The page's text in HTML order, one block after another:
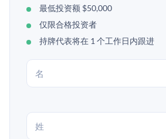
最低投资额 $50,000
仅限合格投资者
持牌代表将在 1 个工作日内跟进